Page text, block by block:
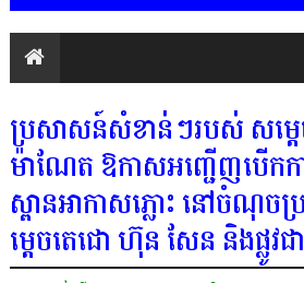
ប្រសាសន៍សំខាន់ៗរបស់ សម្ត
ម៉ាណែត ឱកាសអញ្ជើញបើកក
ស្ពានអាកាសភ្លោះ នៅចំណុច
ម្តេចតេជោ ហ៊ុន សែន និងផ្លូវ